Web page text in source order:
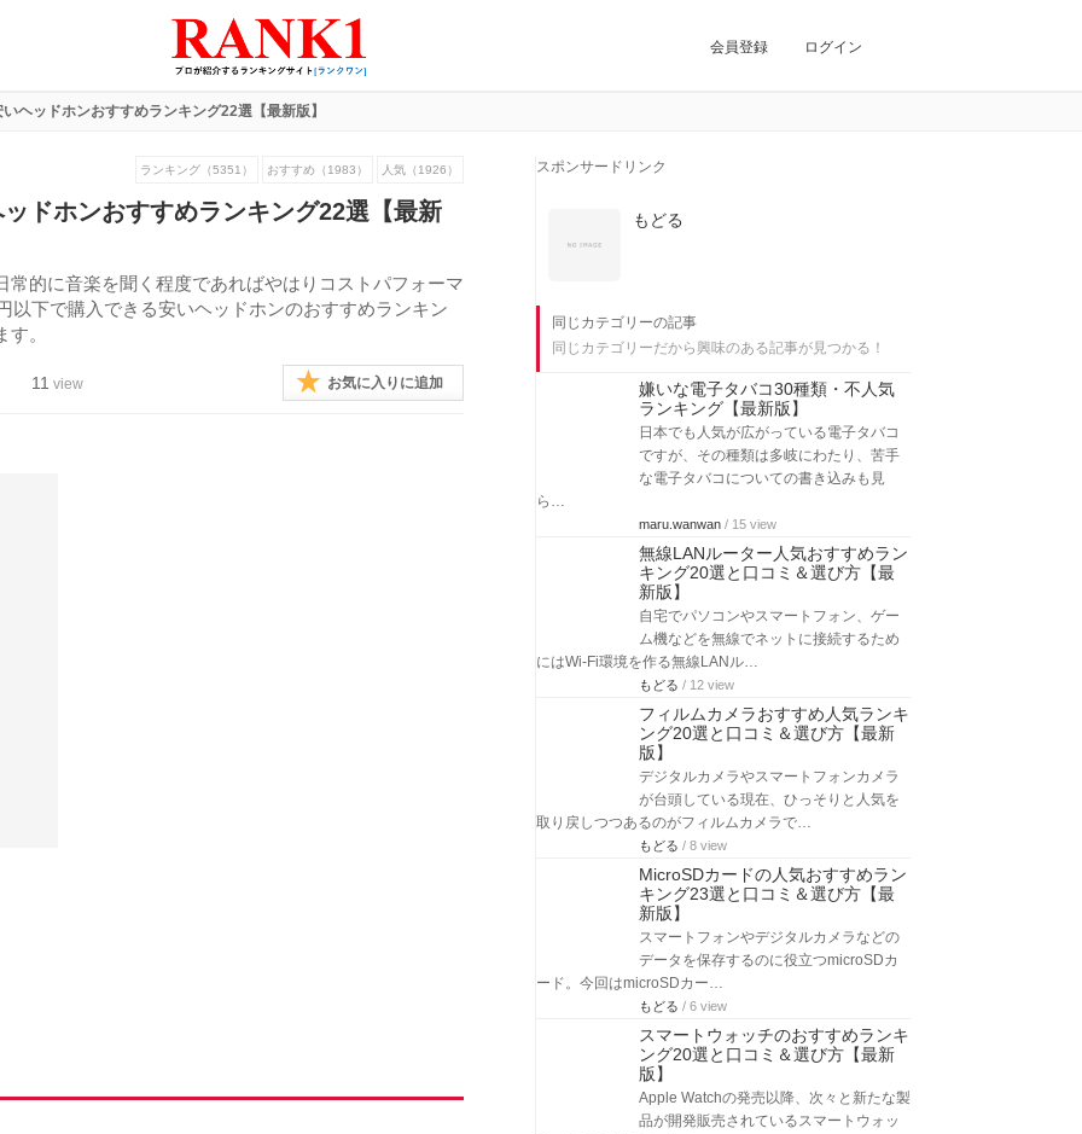
会員登録 ログイン
ヘッドホンおすすめランキング22選【最新版】
ランキング（5351） おすすめ（1983） 人気（1926）
ドホンおすすめランキング22選【最新
的に音楽を聞く程度であればやはりコストパフォーマ
以下で購入できる安いヘッドホンのおすすめランキン
。
11 view お気に入りに追加
スポンサードリンク
もどる
同じカテゴリーの記事
同じカテゴリーだから興味のある記事が見つかる！
嫌いな電子タバコ30種類・不人気
ランキング【最新版】
日本でも人気が広がっている電子タバコ
ですが、その種類は多岐にわたり、苦手
な電子タバコについての書き込みも見
ら…
maru.wanwan / 15 view
無線LANルーター人気おすすめラン
キング20選と口コミ＆選び方【最
新版】
自宅でパソコンやスマートフォン、ゲー
ム機などを無線でネットに接続するため
にはWi-Fi環境を作る無線LANル…
もどる / 12 view
フィルムカメラおすすめ人気ランキ
ング20選と口コミ＆選び方【最新
版】
デジタルカメラやスマートフォンカメラ
が台頭している現在、ひっそりと人気を
取り戻しつつあるのがフィルムカメラで…
もどる / 8 view
MicroSDカードの人気おすすめラン
キング23選と口コミ＆選び方【最
新版】
スマートフォンやデジタルカメラなどの
データを保存するのに役立つmicroSDカ
ード。今回はmicroSDカー…
もどる / 6 view
スマートウォッチのおすすめランキ
ング20選と口コミ＆選び方【最新
版】
Apple Watchの発売以降、次々と新たな製
品が開発販売されているスマートウォッ